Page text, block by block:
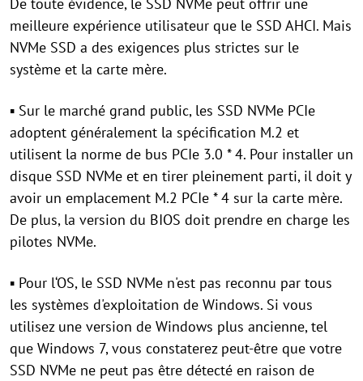
De toute évidence, le SSD NVMe peut offrir une
meilleure expérience utilisateur que le SSD AHCI. Mais
NVMe SSD a des exigences plus strictes sur le
système et la carte mère.
▪ Sur le marché grand public, les SSD NVMe PCIe
adoptent généralement la spécification M.2 et
utilisent la norme de bus PCIe 3.0 * 4. Pour installer un
disque SSD NVMe et en tirer pleinement parti, il doit y
avoir un emplacement M.2 PCIe * 4 sur la carte mère.
De plus, la version du BIOS doit prendre en charge les
pilotes NVMe.
▪ Pour l‘OS, le SSD NVMe n'est pas reconnu par tous
les systèmes d'exploitation de Windows. Si vous
utilisez une version de Windows plus ancienne, tel
que Windows 7, vous constaterez peut-être que votre
SSD NVMe ne peut pas être détecté en raison de